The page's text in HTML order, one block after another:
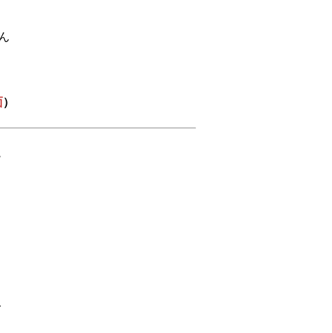
）